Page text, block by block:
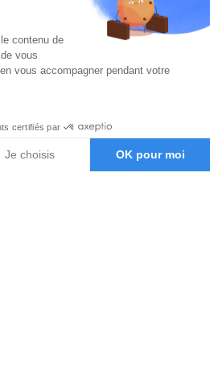
contenu de
vous
vous accompagner pendant votre
certifiés par
Je choisis OK pour moi